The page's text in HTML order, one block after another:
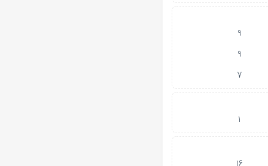
9
9
7
1